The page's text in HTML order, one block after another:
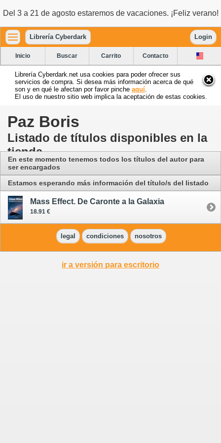
Del 3 a 21 de agosto estaremos de vacaciones. ¡Feliz verano!
Librería Cyberdark Login
Inicio Buscar Carrito Contacto
Librería Cyberdark.net usa cookies para poder ofrecer sus
servicios de compra. Si desea más información acerca de qué
son y en qué le afectan por favor pinche aquí
El uso de nuestro sitio web implica la aceptación de estas cookies.
Paz Boris
Listado de títulos disponibles en la
tienda
En este momento tenemos todos los títulos del autor para
ser encargados
Estamos esperando más información del título/s del listado
Mass Effect. De Caronte a la Galaxia
18.91 €
legal condiciones nosotros
ir a versión para escritorio